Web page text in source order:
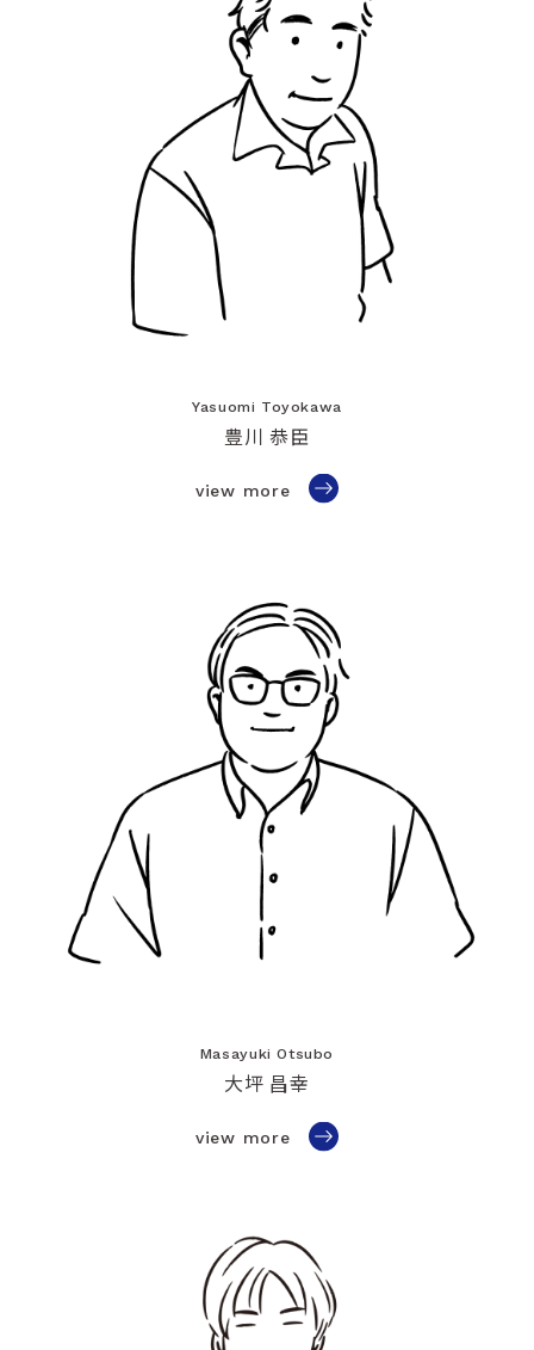
Yasuomi Toyokawa
豊川 恭臣
view more
Masayuki Otsubo
大坪 昌幸
view more